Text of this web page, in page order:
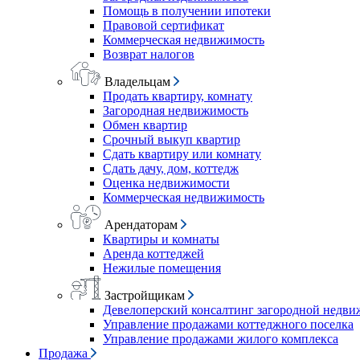
Помощь в получении ипотеки
Правовой сертификат
Коммерческая недвижимость
Возврат налогов
Владельцам
Продать квартиру, комнату
Загородная недвижимость
Обмен квартир
Срочный выкуп квартир
Сдать квартиру или комнату
Сдать дачу, дом, коттедж
Оценка недвижимости
Коммерческая недвижимость
Арендаторам
Квартиры и комнаты
Аренда коттеджей
Нежилые помещения
Застройщикам
Девелоперский консалтинг загородной
Управление продажами коттеджного поселка
Управление продажами жилого комплекса
Продажа